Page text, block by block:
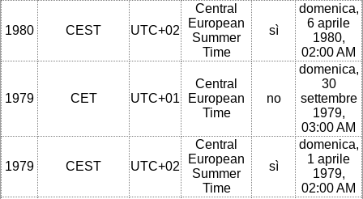
1980 CEST UTC+02
Central
European
Summer
Time
sì
domenica,
6 aprile
1980,
02:00 AM
1979 CET UTC+01
Central
European
Time
no
domenica,
30
settembre
1979,
03:00 AM
1979 CEST UTC+02
Central
European
Summer
Time
sì
domenica,
1 aprile
1979,
02:00 AM